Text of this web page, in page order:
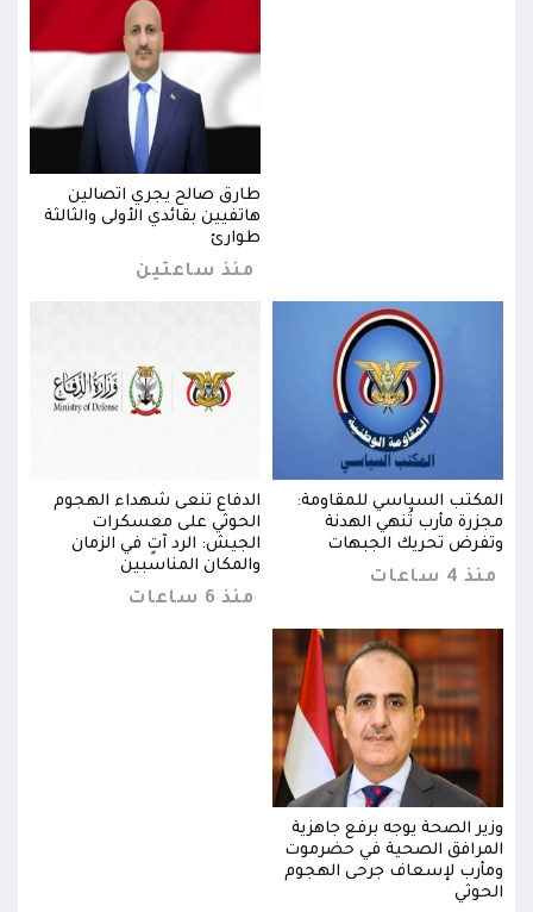
طارق صالح يجري اتصالين
هاتفيين بقائدي الأولى والثالثة
طوارئ
منذ ساعتين
المكتب السياسي للمقاومة:
مجزرة مأرب تُنهي الهدنة
وتفرض تحريك الجبهات
منذ 4 ساعات
الدفاع تنعى شهداء الهجوم
الحوثي على معسكرات
الجيش: الرد آتٍ في الزمان
والمكان المناسبين
منذ 6 ساعات
وزير الصحة يوجه برفع جاهزية
المرافق الصحية في حضرموت
ومأرب لإسعاف جرحى الهجوم
الحوثي